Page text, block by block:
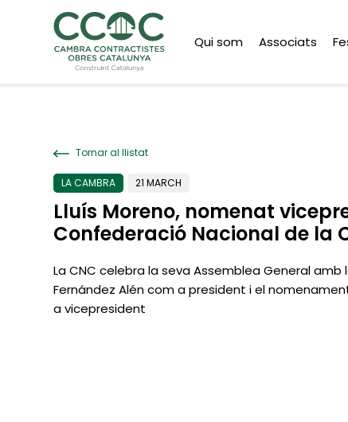
Qui som Associats
Tornar al llistat
LA CAMBRA 21 MARCH
Lluís Moreno, nomenat
Confederació Nacional de la
La CNC celebra la seva Assemblea General amb
Fernández Alén com a president i el
a vicepresident